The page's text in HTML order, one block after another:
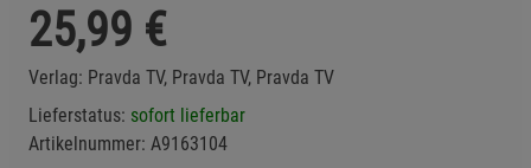
25,99 €
Verlag: Pravda TV, Pravda TV, Pravda TV
Lieferstatus: sofort lieferbar
Artikelnummer: A9163104